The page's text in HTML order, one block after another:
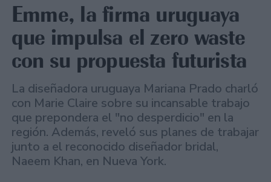
Emme, la firma uruguaya
que impulsa el zero waste
con su propuesta futurista
La diseñadora uruguaya Mariana Prado charló
con Marie Claire sobre su incansable trabajo
que prepondera el "no desperdicio" en la
región. Además, reveló sus planes de trabajar
junto a el reconocido diseñador bridal,
Naeem Khan, en Nueva York.